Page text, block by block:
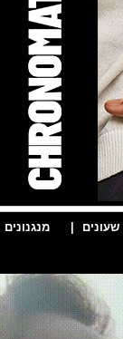
| מנגנונים |